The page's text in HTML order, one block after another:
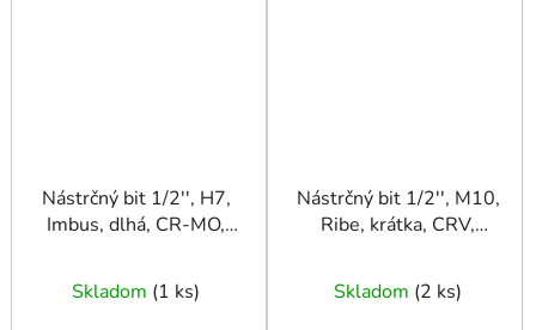
Nástrčný bit 1/2'', H7,
Imbus, dlhá, CR-MO,
Skladom (1 ks)
Nástrčný bit 1/2'', M10,
Ribe, krátka, CRV,
Skladom (2 ks)